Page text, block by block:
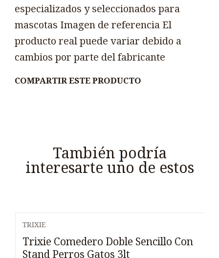
especializados y seleccionados para
mascotas Imagen de referencia El
producto real puede variar debido a
cambios por parte del fabricante
COMPARTIR ESTE PRODUCTO
También podría
interesarte uno de estos
TRIXIE
Trixie Comedero Doble Sencillo Con
Stand Perros Gatos 3lt